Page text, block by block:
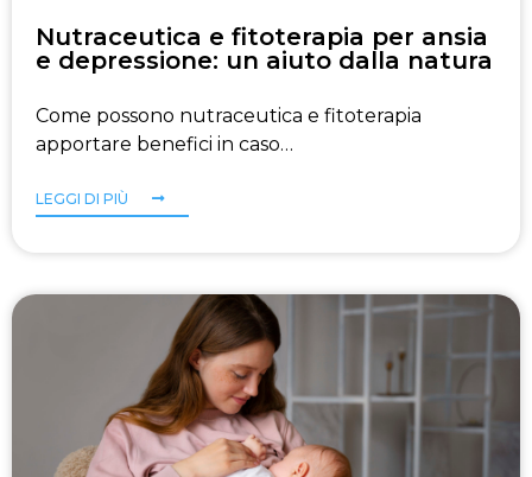
Nutraceutica e fitoterapia per ansia
e depressione: un aiuto dalla natura
Come possono nutraceutica e fitoterapia
apportare benefici in caso…
LEGGI DI PIÙ